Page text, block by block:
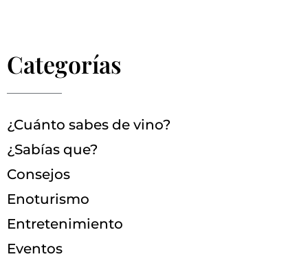
Categorías
¿Cuánto sabes de vino?
¿Sabías que?
Consejos
Enoturismo
Entretenimiento
Eventos